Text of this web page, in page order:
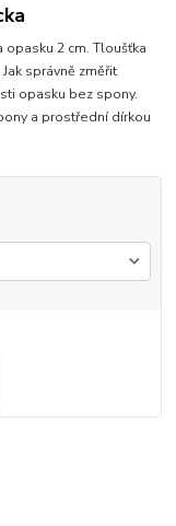
opasku 2 cm. Tloušťka
správně změřit
opasku bez spony.
a prostřední dírkou